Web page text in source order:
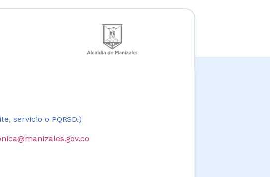
servicio o PQRSD.)